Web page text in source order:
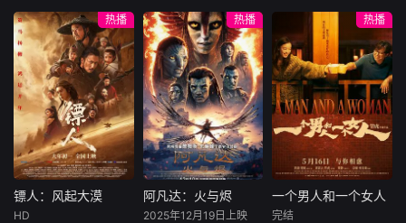
人间温情，描摹国
人豁达热烈、向阳
而生的生活本色。
林柏叡
民国的上海滩，身
怀绝技的孤女画师
许雁真，意外与身
陷危局的融汇银行
总账姜心羽产生交
集。姜心羽遭人陷
害，只得与许雁真
结盟，彼时银行欲
将国宝名画低价卖
给外国人，许雁真
尼可拉斯·博朗
尼古拉斯·加利齐纳
牧羊人乔治
（休·杰克曼饰）最
爱给羊群读侦探小
说，没想到自己有
一天会离奇死亡。
他留下的3000万
巨额遗产，让每个
人貌似都有犯罪动
机。警察毫无头绪
李蔓瑄
穷途末路的天才少
年刘全龙（彭昱畅
饰），被偏执富家
公子陈伦（丁禹兮
饰）选中，被迫踏
入一场为他量身打
造的“换命游戏”。
豪华别墅、名车名
表、神秘女友全部
备齐，在陈伦的精
热播
镖人：风起大漠
镖人：风起大漠
HD
热播
阿凡达：火与烬
阿凡达：火与烬
2025年12月19日上映
热播
一个男人和一个女人
一个男人和一个女人
完结